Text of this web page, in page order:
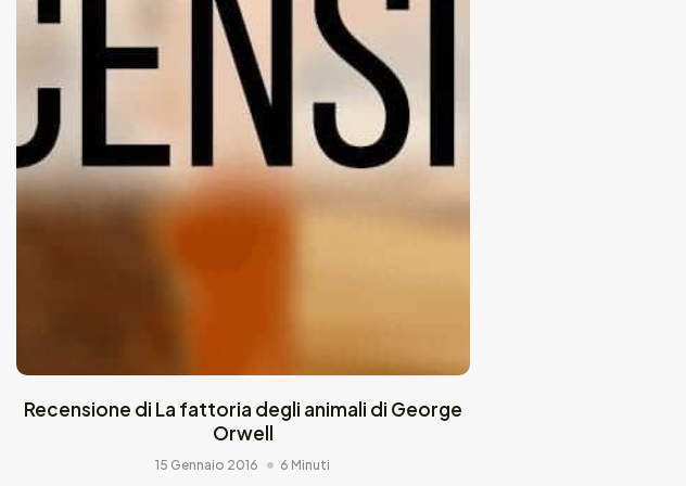
Recensione di La fattoria degli animali di George
Orwell
15 Gennaio 2016 6 Minuti